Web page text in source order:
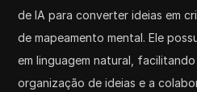
de IA para converter ideias em
de mapeamento mental. Ele
em linguagem natural,
organização de ideias e a